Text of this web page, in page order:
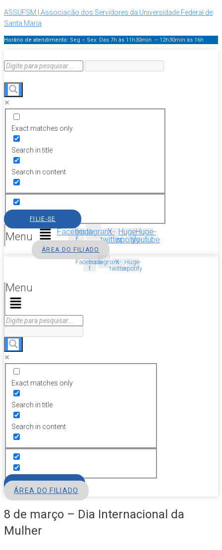
ASSUFSM | Associação dos Servidores da Universidade Federal de
Santa Maria
Horário de atendimento: Seg – Sex: Das 7h às 11h30min – 12h30min às 16h
Exact matches only
Search in title
Search in content
Menu
FILIE-SE
Facebook-
f
InstagramX-
twitter
Huge-
spotify
Huge-
youtube
ÁREA DO FILIADO
Facebook-
f
InstagramX-
twitter
Huge-
spotify
Menu
Exact matches only
Search in title
Search in content
ÁREA DO FILIADO
8 de março – Dia Internacional da
Mulher